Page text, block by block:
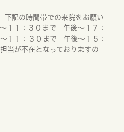
下記の時間帯での来院をお願い
１：３０まで 午後～１７：
１：３０まで 午後～１５：
当が不在となっておりますの